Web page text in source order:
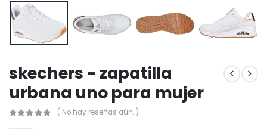
skechers - zapatilla
urbana uno para mujer
( No hay reseñas aún. )